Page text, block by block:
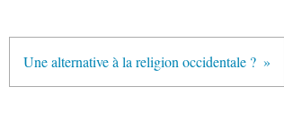
Une alternative à la religion occidentale ?